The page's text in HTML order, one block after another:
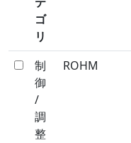
ゴ
リ
制
御
/
調
整
ROHM